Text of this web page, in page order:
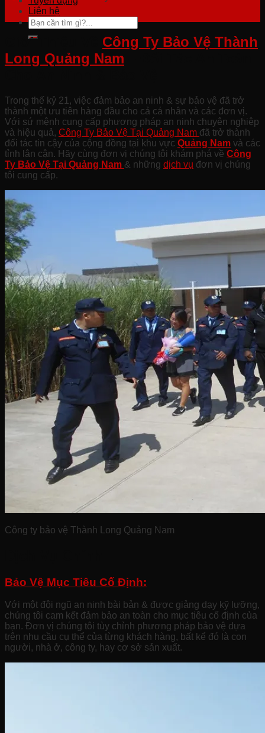
Liên hệ
Giới Thiệu Về Công Ty Bảo Vệ Thành
Long Quảng Nam
Trong thế kỷ 21, việc đảm bảo an ninh & sự bảo vệ đã trở
thành một ưu tiên hàng đầu cho cả cá nhân và các đơn vị.
Với sứ mệnh cung cấp phương pháp an ninh chuyên nghiệp
và hiệu quả, Công Ty Bảo Vệ Tại Quảng Nam đã trở thành
đối tác tin cậy của cộng đồng tại khu vực Quảng Nam và các
tỉnh lân cận. Hãy cùng đơn vị chúng tôi khám phá về Công
Ty Bảo Vệ Tại Quảng Nam & những dịch vụ đơn vị chúng
tôi cung cấp.
Công ty bảo vệ Thành Long Quảng Nam
Bảo Vệ Mục Tiêu Cố Định:
Với một đội ngũ an ninh bài bản & được giảng dạy kỹ lưỡng,
chúng tôi cam kết đảm bảo an toàn cho mục tiêu cố định của
bạn. Đơn vị chúng tôi tùy chỉnh phương pháp bảo vệ dựa
trên nhu cầu cụ thể của từng khách hàng, bất kể đó là con
người, nhà ở, công ty, hay cơ sở sản xuất.